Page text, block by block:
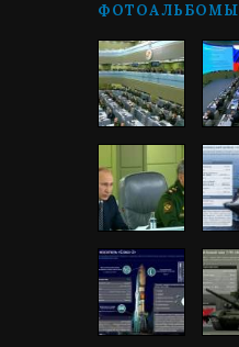
ФОТОАЛЬБОМЫ